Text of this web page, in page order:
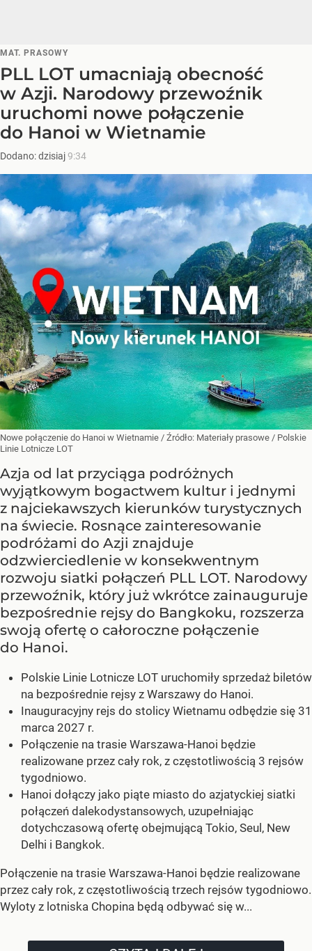
MAT. PRASOWY
PLL LOT umacniają obecność
w Azji. Narodowy przewoźnik
uruchomi nowe połączenie
do Hanoi w Wietnamie
Dodano:dzisiaj9:34
Nowe połączenie do Hanoi w Wietnamie / Źródło: Materiały prasowe / Polskie
Linie Lotnicze LOT
Azja od lat przyciąga podróżnych
wyjątkowym bogactwem kultur i jednymi
z najciekawszych kierunków turystycznych
na świecie. Rosnące zainteresowanie
podróżami do Azji znajduje
odzwierciedlenie w konsekwentnym
rozwoju siatki połączeń PLL LOT. Narodowy
przewoźnik, który już wkrótce zainauguruje
bezpośrednie rejsy do Bangkoku, rozszerza
swoją ofertę o całoroczne połączenie
do Hanoi.
Polskie Linie Lotnicze LOT uruchomiły sprzedaż biletów
na bezpośrednie rejsy z Warszawy do Hanoi.
Inauguracyjny rejs do stolicy Wietnamu odbędzie się 31
marca 2027 r.
Połączenie na trasie Warszawa-Hanoi będzie
realizowane przez cały rok, z częstotliwością 3 rejsów
tygodniowo.
Hanoi dołączy jako piąte miasto do azjatyckiej siatki
połączeń dalekodystansowych, uzupełniając
dotychczasową ofertę obejmującą Tokio, Seul, New
Delhi i Bangkok.
Połączenie na trasie Warszawa-Hanoi będzie realizowane
przez cały rok, z częstotliwością trzech rejsów tygodniowo.
Wyloty z lotniska Chopina będą odbywać się w...